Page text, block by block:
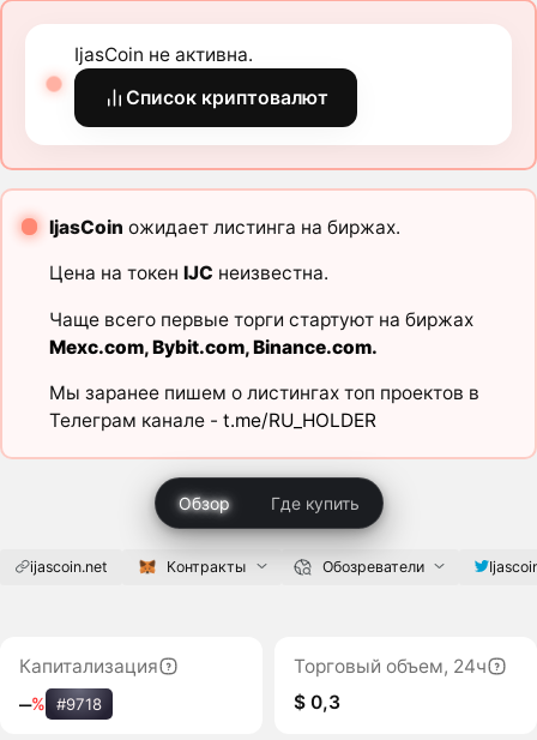
IjasCoin не активна.
Список криптовалют
IjasCoin ожидает листинга на биржах.
Цена на токен IJC неизвестна.
Чаще всего первые торги стартуют на биржах
Mexc.com,Bybit.com,Binance.com.
Мы заранее пишем о листингах топ проектов в
Телеграм канале - t.me/RU_HOLDER
Обзор Где купить
ijascoin.net Контракты Обозреватели
Капитализация
‒% #9718
Торговый объем, 24ч
$ 0,3